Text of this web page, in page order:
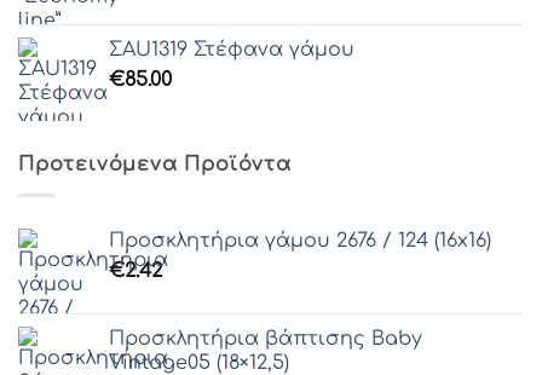
ΣAU1319 Στέφανα γάμου
€85.00
Προτεινόμενα Προϊόντα
Προσκλητήρια γάμου 2676 / 124 (16x16)
€2.42
Προσκλητήρια βάπτισης Baby
Vintage05 (18×12,5)